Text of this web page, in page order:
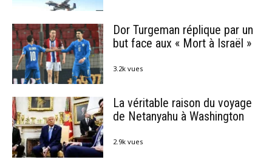
Dor Turgeman réplique par un
but face aux « Mort à Israël »
3.2k vues
La véritable raison du voyage
de Netanyahu à Washington
2.9k vues